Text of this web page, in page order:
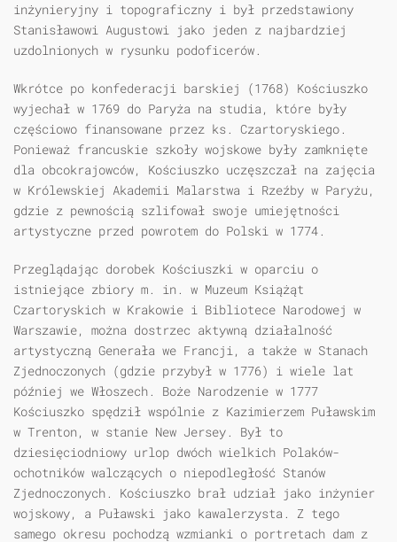
inżynieryjny i topograficzny i był przedstawiony
Stanisławowi Augustowi jako jeden z najbardziej
uzdolnionych w rysunku podoficerów.
Wkrótce po konfederacji barskiej (1768) Kościuszko
wyjechał w 1769 do Paryża na studia, które były
częściowo finansowane przez ks. Czartoryskiego.
Ponieważ francuskie szkoły wojskowe były zamknięte
dla obcokrajowców, Kościuszko uczęszczał na zajęcia
w Królewskiej Akademii Malarstwa i Rzeźby w Paryżu,
gdzie z pewnością szlifował swoje umiejętności
artystyczne przed powrotem do Polski w 1774.
Przeglądając dorobek Kościuszki w oparciu o
istniejące zbiory m. in. w Muzeum Książąt
Czartoryskich w Krakowie i Bibliotece Narodowej w
Warszawie, można dostrzec aktywną działalność
artystyczną Generała we Francji, a także w Stanach
Zjednoczonych (gdzie przybył w 1776) i wiele lat
później we Włoszech. Boże Narodzenie w 1777
Kościuszko spędził wspólnie z Kazimierzem Puławskim
w Trenton, w stanie New Jersey. Był to
dziesięciodniowy urlop dwóch wielkich Polaków-
ochotników walczących o niepodległość Stanów
Zjednoczonych. Kościuszko brał udział jako inżynier
wojskowy, a Puławski jako kawalerzysta. Z tego
samego okresu pochodzą wzmianki o portretach dam z